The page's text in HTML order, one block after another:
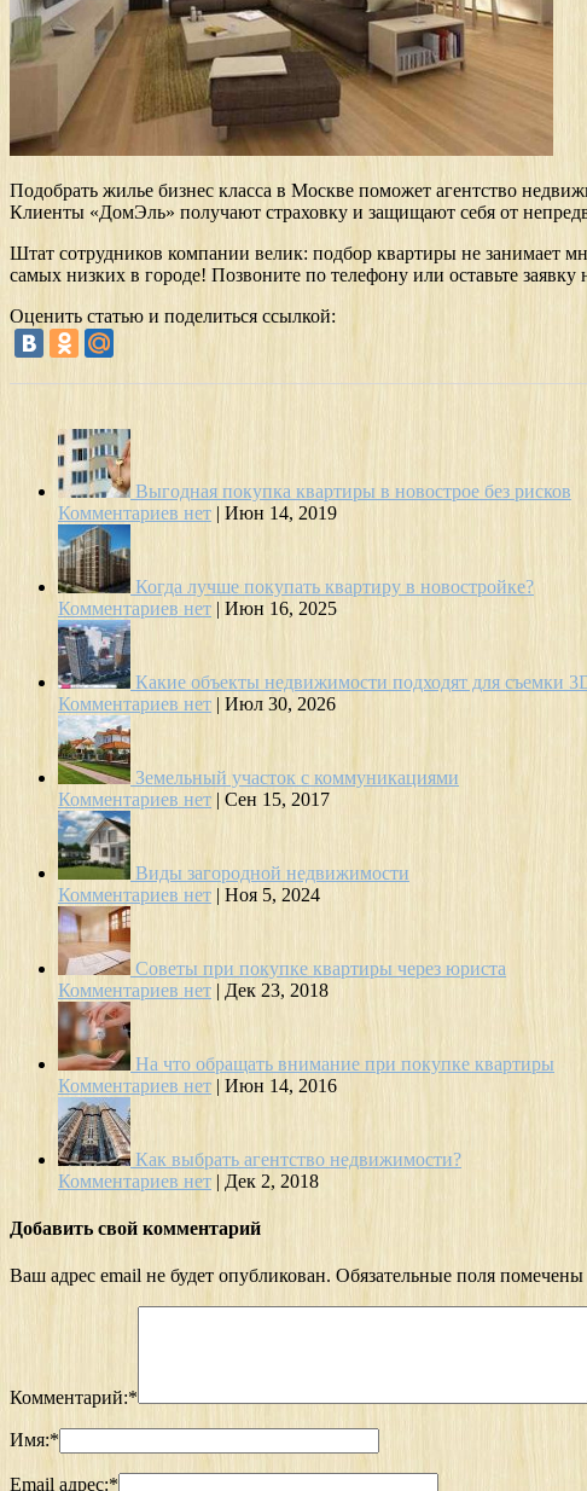
Подобрать жилье бизнес класса в Москве поможет агентство
Клиенты «ДомЭль» получают страховку и защищают себя от
Штат сотрудников компании велик: подбор квартиры не занимает
самых низких в городе! Позвоните по телефону или оставьте
Оценить статью и поделиться ссылкой:
Выгодная покупка квартиры в новострое без рисков
Комментариев нет | Июн 14, 2019
Когда лучше покупать квартиру в новостройке?
Комментариев нет | Июн 16, 2025
Какие объекты недвижимости подходят для съемки
Комментариев нет | Июл 30, 2026
Земельный участок с коммуникациями
Комментариев нет | Сен 15, 2017
Виды загородной недвижимости
Комментариев нет | Ноя 5, 2024
Советы при покупке квартиры через юриста
Комментариев нет | Дек 23, 2018
На что обращать внимание при покупке квартиры
Комментариев нет | Июн 14, 2016
Как выбрать агентство недвижимости?
Комментариев нет | Дек 2, 2018
Добавить свой комментарий
Ваш адрес email не будет опубликован. Обязательные поля помечены
Комментарий:*
Имя:*
Email адрес:*